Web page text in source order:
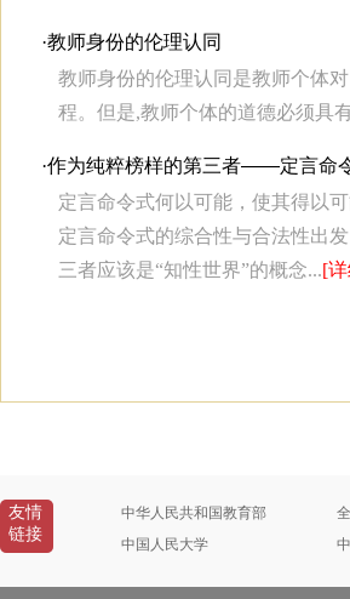
·教师身份的伦理认同
教师身份的伦理认同是教师个体
程。但是,教师个体的道德必须具
·作为纯粹榜样的第三者——定言命
定言命令式何以可能，使其得以
定言命令式的综合性与合法性出
三者应该是“知性世界”的概念...[
友情
链接
中华人民共和国教育部
中国人民大学